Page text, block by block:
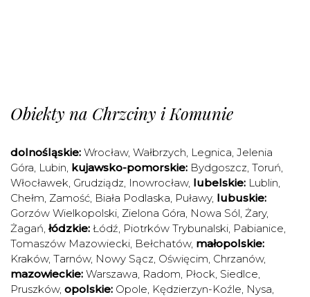
Obiekty na Chrzciny i Komunie
dolnośląskie: Wrocław, Wałbrzych, Legnica, Jelenia
Góra, Lubin, kujawsko-pomorskie: Bydgoszcz, Toruń,
Włocławek, Grudziądz, Inowrocław, lubelskie: Lublin,
Chełm, Zamość, Biała Podlaska, Puławy, lubuskie:
Gorzów Wielkopolski, Zielona Góra, Nowa Sól, Żary,
Żagań, łódzkie: Łódź, Piotrków Trybunalski, Pabianice,
Tomaszów Mazowiecki, Bełchatów, małopolskie:
Kraków, Tarnów, Nowy Sącz, Oświęcim, Chrzanów,
mazowieckie: Warszawa, Radom, Płock, Siedlce,
Pruszków, opolskie: Opole, Kędzierzyn-Koźle, Nysa,